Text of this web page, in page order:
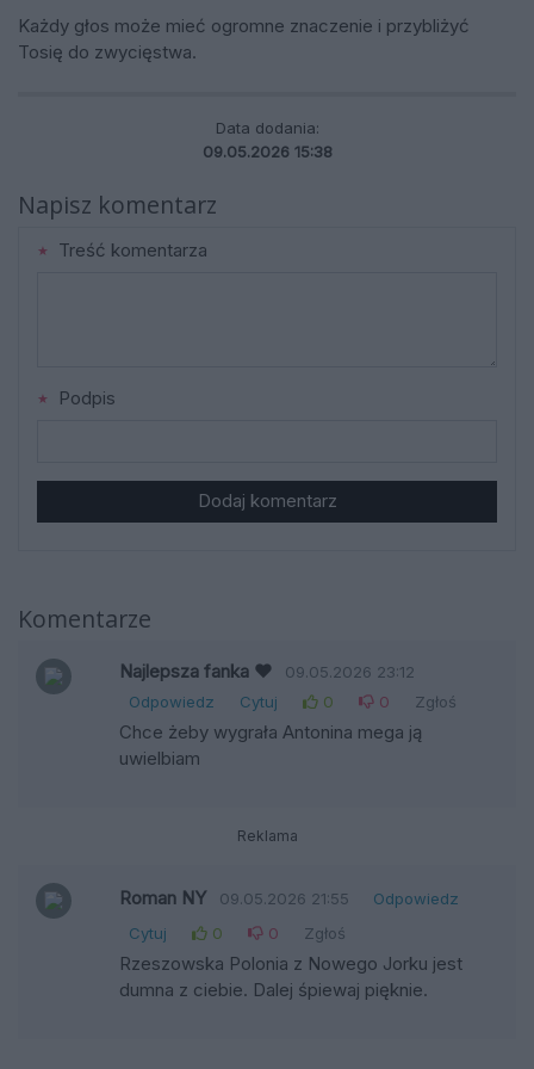
Każdy głos może mieć ogromne znaczenie i przybliżyć
Tosię do zwycięstwa.
Data dodania:
09.05.2026 15:38
Napisz komentarz
Treść komentarza
Podpis
Dodaj komentarz
Komentarze
Najlepsza fanka ❤
09.05.2026 23:12
Odpowiedz
Cytuj 0 0 Zgłoś
Chce żeby wygrała Antonina mega ją
uwielbiam
Reklama
Roman NY 09.05.2026 21:55
Odpowiedz
Cytuj
0 0 Zgłoś
Rzeszowska Polonia z Nowego Jorku jest
dumna z ciebie. Dalej śpiewaj pięknie.